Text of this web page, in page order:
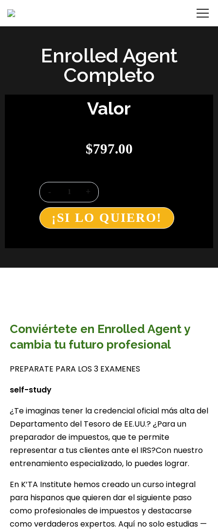
Enrolled Agent
Completo
Valor
$797.00
¡SI LO QUIERO!
Conviértete en Enrolled Agent y
cambia tu futuro profesional
PREPARATE PARA LOS 3 EXAMENES
self-study
¿Te imaginas tener la credencial oficial más alta del
Departamento del Tesoro de EE.UU.? ¿Para un
preparador de impuestos, que te permite
representar a tus clientes ante el IRS?Con nuestro
entrenamiento especializado, lo puedes lograr.
En K’TA Institute hemos creado un curso integral
para hispanos que quieren dar el siguiente paso
como profesionales de impuestos y destacarse
como verdaderos expertos. Aquí no solo estudias —